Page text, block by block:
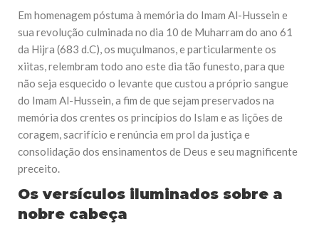
Em homenagem póstuma à memória do Imam Al-Hussein e
sua revolução culminada no dia 10 de Muharram do ano 61
da Hijra (683 d.C), os muçulmanos, e particularmente os
xiitas, relembram todo ano este dia tão funesto, para que
não seja esquecido o levante que custou a próprio sangue
do Imam Al-Hussein, a fim de que sejam preservados na
memória dos crentes os princípios do Islam e as lições de
coragem, sacrifício e renúncia em prol da justiça e
consolidação dos ensinamentos de Deus e seu magnificente
preceito.
Os versículos iluminados sobre a
nobre cabeça